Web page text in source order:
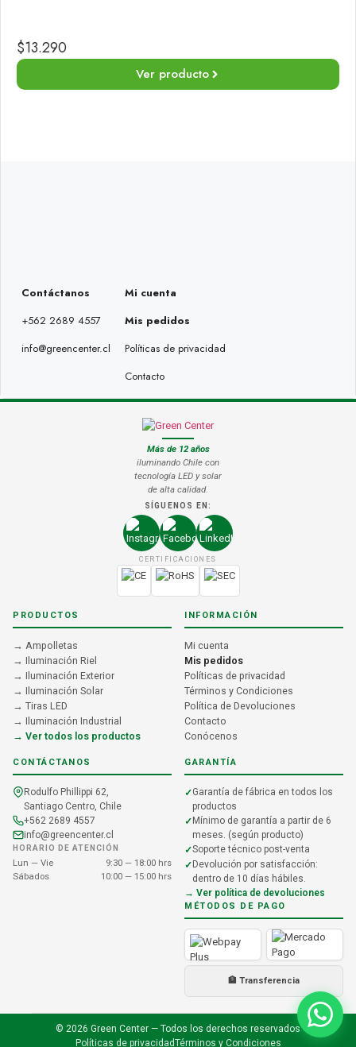
$13.290
Ver producto
Contáctanos
+562 2689 4557
info@greencenter.cl
Mi cuenta
Mis pedidos
Políticas de privacidad
Contacto
Más de 12 años
iluminando Chile con
tecnología LED y solar
de alta calidad.
SÍGUENOS EN:
CERTIFICACIONES
PRODUCTOS
→ Ampolletas
→ Iluminación Riel
→ Iluminación Exterior
→ Iluminación Solar
→ Tiras LED
→ Iluminación Industrial
→ Ver todos los productos
INFORMACIÓN
Mi cuenta
Mis pedidos
Políticas de privacidad
Términos y Condiciones
Política de Devoluciones
Contacto
Conócenos
CONTÁCTANOS
Rodulfo Phillippi 62,
Santiago Centro, Chile
+562 2689 4557
info@greencenter.cl
HORARIO DE ATENCIÓN
Lun — Vie
9:30 — 18:00 hrs
Sábados
10:00 — 15:00 hrs
GARANTÍA
Garantía de fábrica en todos los
productos
Mínimo de garantía a partir de 6
meses. (según producto)
Soporte técnico post-venta
Devolución por satisfacción:
dentro de 10 días hábiles.
→ Ver política de devoluciones
MÉTODOS DE PAGO
🏦 Transferencia
© 2026 Green Center — Todos los derechos reservados
Políticas de privacidadTérminos y Condiciones